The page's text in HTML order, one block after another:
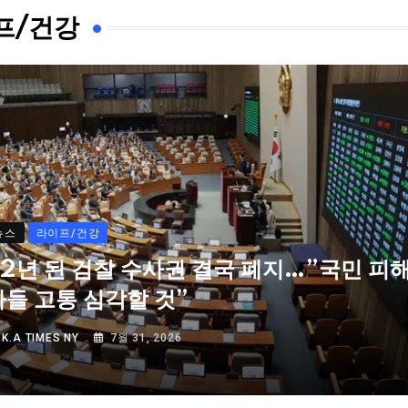
/건강
스 라이프/건강
년 된 검찰 수사권 결국 폐지…”국민 피
들 고통 심각할 것”
K.A TIMES NY 7월 31, 2026